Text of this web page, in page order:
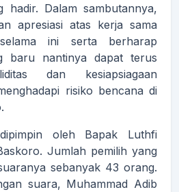
hadir. Dalam sambutannya,
apresiasi atas kerja sama
ini serta berharap
baru nantinya dapat terus
dan kesiapsiagaan
risiko bencana di
oleh Bapak Luthfi
Jumlah pemilih yang
sebanyak 43 orang.
suara, Muhammad Adib